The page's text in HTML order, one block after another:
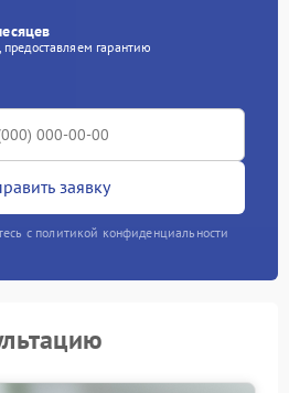
предоставляем гарантию
заявку
с политикой конфиденциальности